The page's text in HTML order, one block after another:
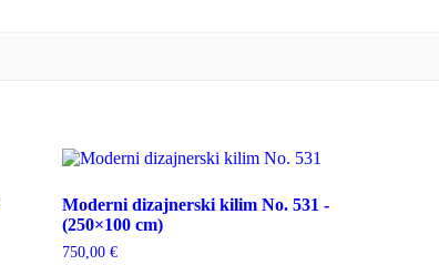
Moderni dizajnerski kilim No. 531 -
(250×100 cm)
750,00 €